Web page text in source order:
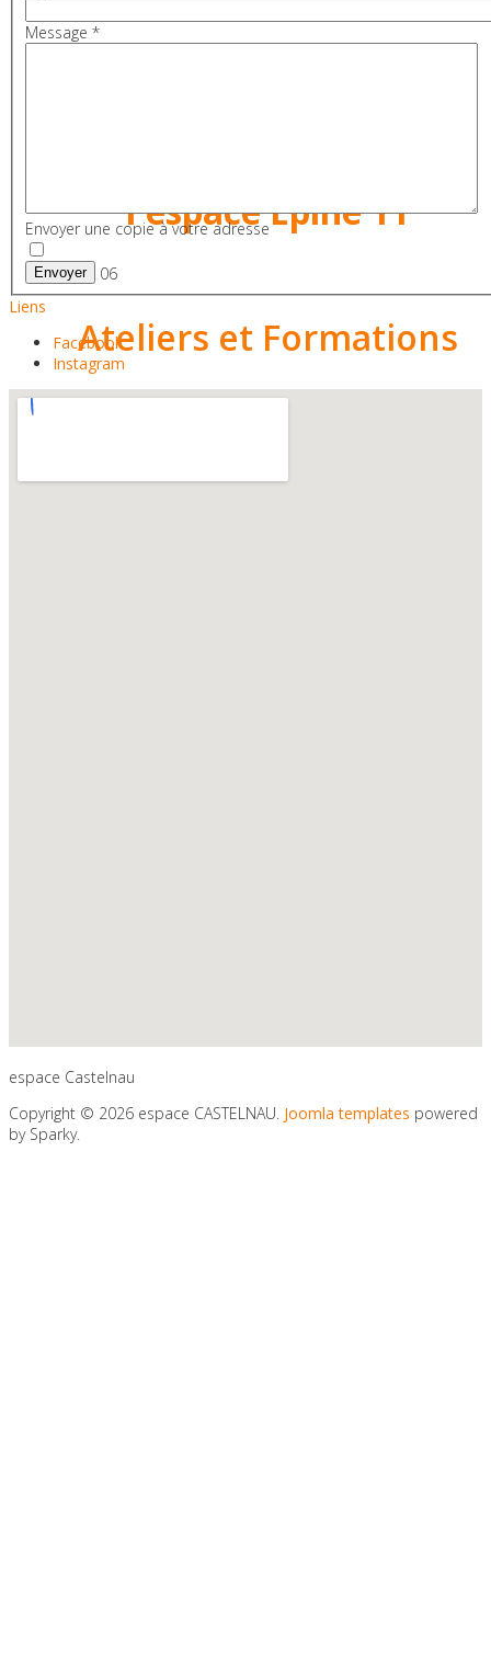
l'espace Epine 11
Image 06
Ateliers et Formations
Par petits groupes !
Image 07
Message *
Envoyer une copie à votre adresse
Envoyer
Liens
Facebook
Instagram
espace Castelnau
Copyright © 2026 espace CASTELNAU. Joomla templates powered
by Sparky.